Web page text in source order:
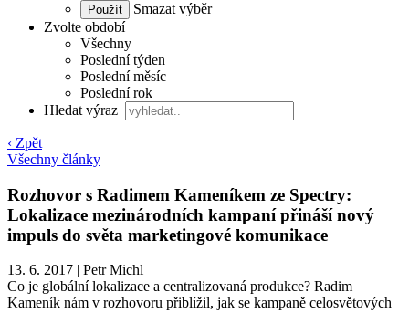
Smazat výběr
Zvolte období
Všechny
Poslední týden
Poslední měsíc
Poslední rok
Hledat výraz
‹ Zpět
Všechny články
Rozhovor s Radimem Kameníkem ze Spectry:
Lokalizace mezinárodních kampaní přináší nový
impuls do světa marketingové komunikace
13. 6. 2017 | Petr Michl
Co je globální lokalizace a centralizovaná produkce? Radim
Kameník nám v rozhovoru přiblížil, jak se kampaně celosvětových